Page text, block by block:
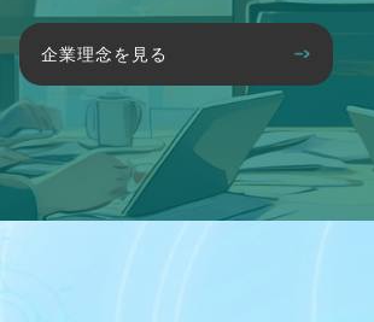
企業理念を見る